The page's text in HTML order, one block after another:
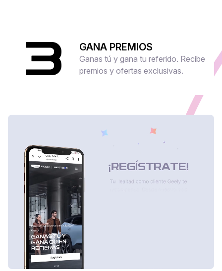
3 GANA PREMIOS
Ganas tú y gana tu referido. Recibe
premios y ofertas exclusivas.